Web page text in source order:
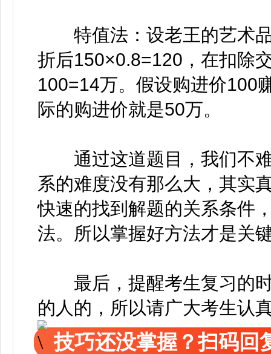
特值法：设老王的艺术品
折后150×0.8=120，在扣除
100=14万。假设购进价100
际的购进价就是50万。
通过这道题目，我们不难
系的难度没有那么大，其实
快速的找到解题的关系条件
法。所以掌握好方法才是关
最后，提醒考生复习的时
的人的，所以请广大考生认
技巧还没掌握？扫码回